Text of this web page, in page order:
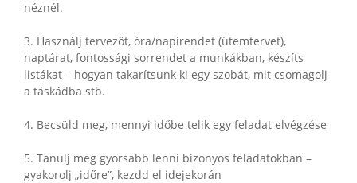
néznél.
3. Használj tervezőt, óra/napirendet (ütemtervet),
naptárat, fontossági sorrendet a munkákban, készíts
listákat – hogyan takarítsunk ki egy szobát, mit csomagolj
a táskádba stb.
4. Becsüld meg, mennyi időbe telik egy feladat elvégzése
5. Tanulj meg gyorsabb lenni bizonyos feladatokban –
gyakorolj „időre”, kezdd el idejekorán